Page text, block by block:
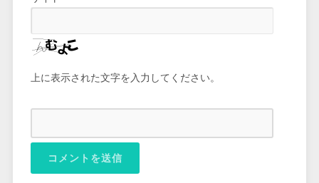
上に表示された文字を入力してください。